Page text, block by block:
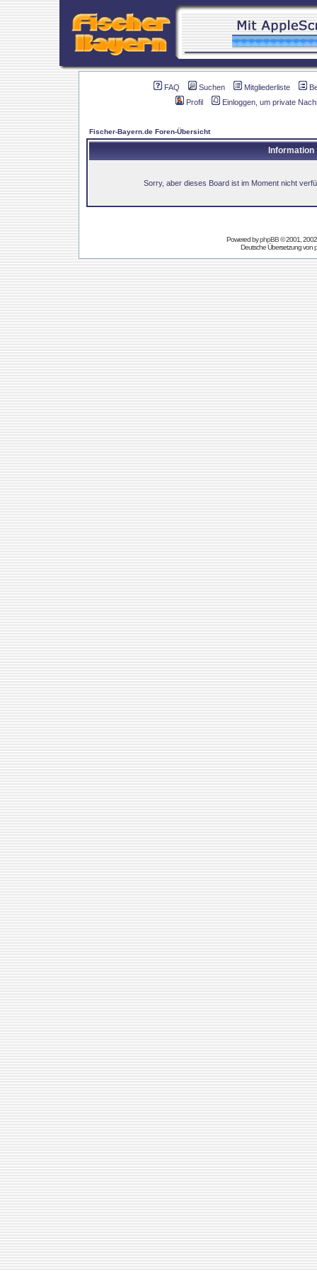
FAQ Suchen Mitgliederliste
Profil
Einloggen, um private
Fischer-Bayern.de Foren-Übersicht
Information
Sorry, aber dieses Board ist im Moment nicht
Powered byphpBB© 2001,
Deutsche Übersetzung von